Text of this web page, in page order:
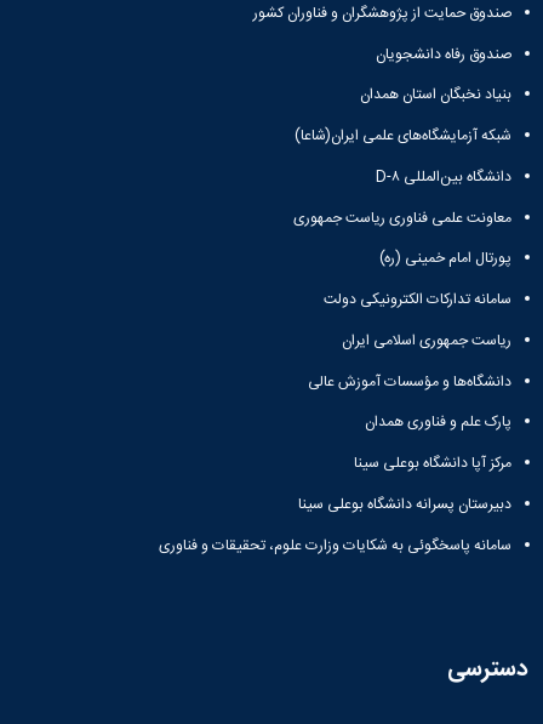
و
نامه
ها
بندی
دروس
میکروب
شناسی
آزمایشگاه
تحقیقاتی
آزمایشگاه
و
کنترل
کیفی
مواد
غذایی
سالن
تشریح
آزمایشگاهی
و
ها
Avicenna
Veterinary
Research
صندوق حمایت از پژوهشگران و فناوران کشور
صندوق رفاه دانشجویان
بنیاد نخبگان استان همدان
شبکه آزمایشگاه‌های علمی ایران(شاعا)
دانشگاه بین‌المللی D-۸
معاونت علمی فناوری ریاست جمهوری
پورتال امام خمینی (ره)
سامانه تدارکات الکترونیکی دولت
ریاست جمهوری اسلامی ایران
دانشگاه‌ها و مؤسسات آموزش عالی
پارک علم و فناوری همدان
مرکز آپا دانشگاه بوعلی سینا
دبیرستان پسرانه دانشگاه بوعلی سینا
سامانه پاسخگوئی به شکایات وزارت علوم، تحقیقات و فناوری
دسترسی